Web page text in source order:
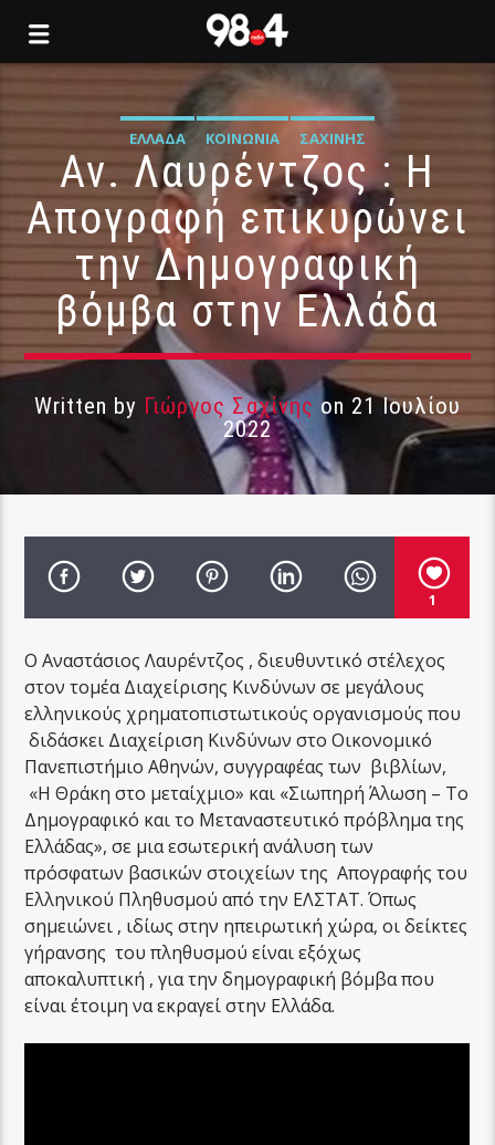
ΕΛΛΆΔΑ ΚΟΙΝΩΝΊΑ ΣΑΧΊΝΗΣ
Αν. Λαυρέντζος : Η
Απογραφή επικυρώνει
την Δημογραφική
βόμβα στην Ελλάδα
Written by Γιώργος Σαχίνης on 21 Ιουλίου
2022
1
Ο Αναστάσιος Λαυρέντζος , διευθυντικό στέλεχος
στον τομέα Διαχείρισης Κινδύνων σε μεγάλους
ελληνικούς χρηματοπιστωτικούς οργανισμούς που
διδάσκει Διαχείριση Κινδύνων στο Οικονομικό
Πανεπιστήμιο Αθηνών, συγγραφέας των βιβλίων,
«Η Θράκη στο μεταίχμιο» και «Σιωπηρή Άλωση – Το
Δημογραφικό και το Μεταναστευτικό πρόβλημα της
Ελλάδας», σε μια εσωτερική ανάλυση των
πρόσφατων βασικών στοιχείων της Απογραφής του
Ελληνικού Πληθυσμού από την ΕΛΣΤΑΤ. Όπως
σημειώνει , ιδίως στην ηπειρωτική χώρα, οι δείκτες
γήρανσης του πληθυσμού είναι εξόχως
αποκαλυπτική , για την δημογραφική βόμβα που
είναι έτοιμη να εκραγεί στην Ελλάδα.